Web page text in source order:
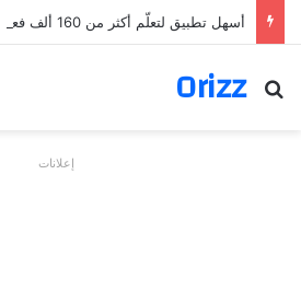
أسهل تطبيق لتعلّم أكثر من 160 ألف فعل بالألمانية
Orizz
بحث عن
إعلانات